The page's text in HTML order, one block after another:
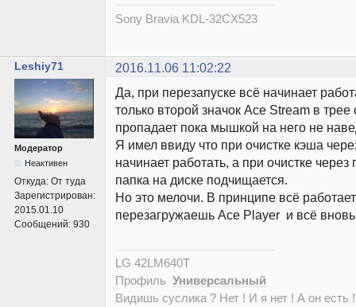
Sony Bravia KDL-32CX523
Leshiy71 2016.11.06 11:02:22
Модератор
Неактивен
Откуда: От туда
Зарегистрирован:
2015.01.10
Сообщений: 930
Да, при перезапуске всё начинает
только второй значок Ace Stream в
пропадает пока мышкой на него не
Я имел ввиду что при очистке кэша
начинает работать, а при очистке через
папка на диске подчищается.
Но это мелочи. В принципе всё
перезагружаешь Ace Player и всё вновь
LG 42LM640T
Профиль Универсальный
Видишь суслика ? Нет ! И я нет ! А он есть